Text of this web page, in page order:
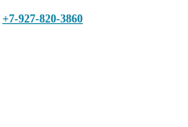
+7-927-820-3860